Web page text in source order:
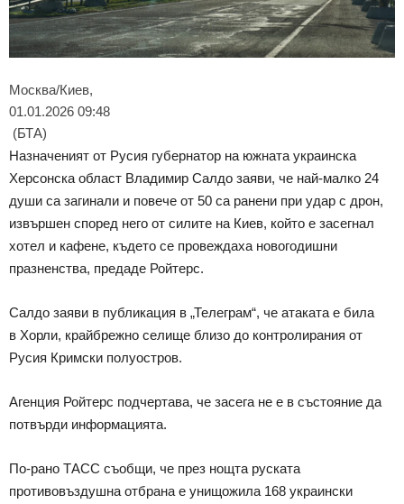
Москва/Киев,
01.01.2026 09:48
(БТА)
Назначеният от Русия губернатор на южната украинска
Херсонска област Владимир Салдо заяви, че най-малко 24
души са загинали и повече от 50 са ранени при удар с дрон,
извършен според него от силите на Киев, който е засегнал
хотел и кафене, където се провеждаха новогодишни
празненства, предаде Ройтерс.
Салдо заяви в публикация в „Телеграм“, че атаката е била
в Хорли, крайбрежно селище близо до контролирания от
Русия Кримски полуостров.
Агенция Ройтерс подчертава, че засега не е в състояние да
потвърди информацията.
По-рано ТАСС съобщи, че през нощта руската
противовъздушна отбрана е унищожила 168 украински